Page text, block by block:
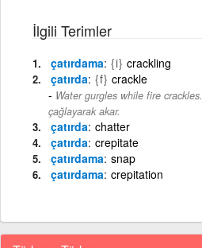
İlgili Terimler
çatırdama {i} crackling
çatırda {f} crackle
Water gurgles while fire crackles.
çağlayarak akar.
çatırda chatter
çatırda crepitate
çatırdama snap
çatırdama crepitation